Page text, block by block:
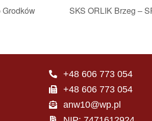
SKS ORLIK Brzeg –
+48 606 773 054
+48 606 773 054
anw10@wp.pl